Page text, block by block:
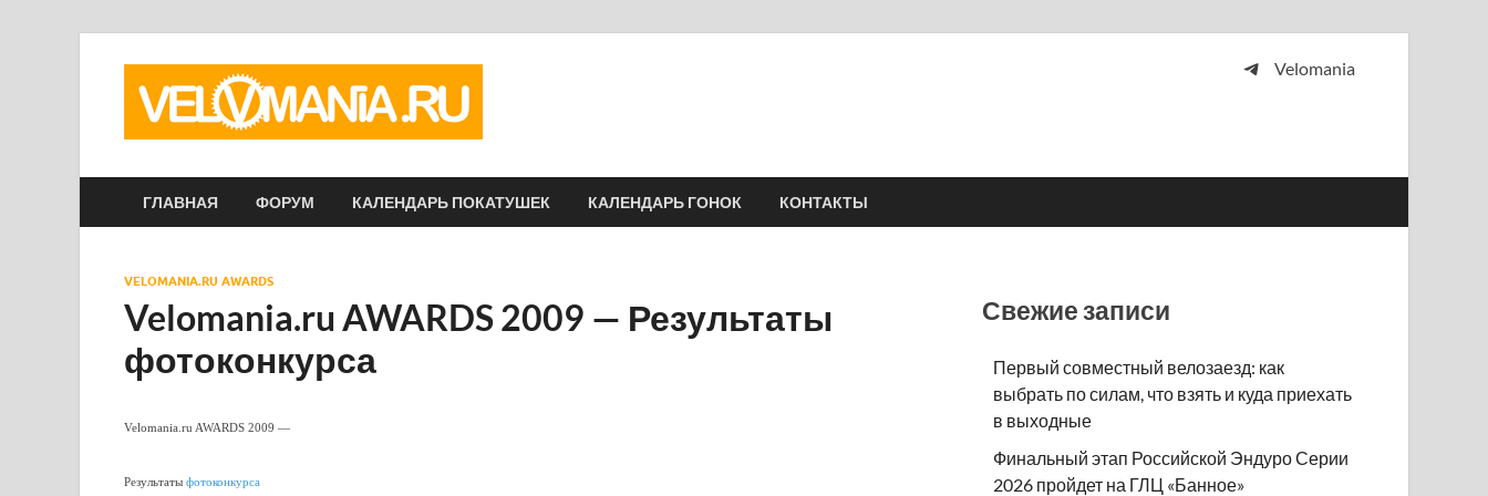
Velomania
ГЛАВНАЯ ФОРУМ КАЛЕНДАРЬ ПОКАТУШЕК КАЛЕНДАРЬ ГОНОК КОНТАКТЫ
VELOMANIA.RU AWARDS
Velomania.ru AWARDS 2009 — Результаты
фотоконкурса
Velomania.ru AWARDS 2009 —
Результаты фотоконкурса
Свежие записи
Первый совместный велозаезд: как
выбрать по силам, что взять и куда приехать
в выходные
Финальный этап Российской Эндуро Серии
2026 пройдет на ГЛЦ «Банное»